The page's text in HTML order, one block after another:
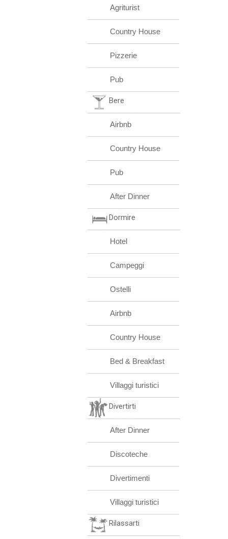
Agriturist
Country House
Pizzerie
Pub
Bere
Airbnb
Country House
Pub
After Dinner
Dormire
Hotel
Campeggi
Ostelli
Airbnb
Country House
Bed & Breakfast
Villaggi turistici
Divertirti
After Dinner
Discoteche
Divertimenti
Villaggi turistici
Rilassarti